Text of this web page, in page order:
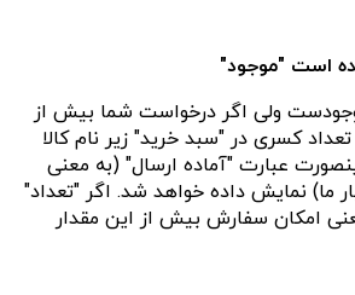
است "موجود"
موجودست ولی اگر درخواست شما بیش از
تعداد کسری در "سبد خرید" زیر نام کالا
عبارت "آماده ارسال" (به معنی
ما) نمایش داده خواهد شد. اگر "تعداد"
امکان سفارش بیش از این مقدار